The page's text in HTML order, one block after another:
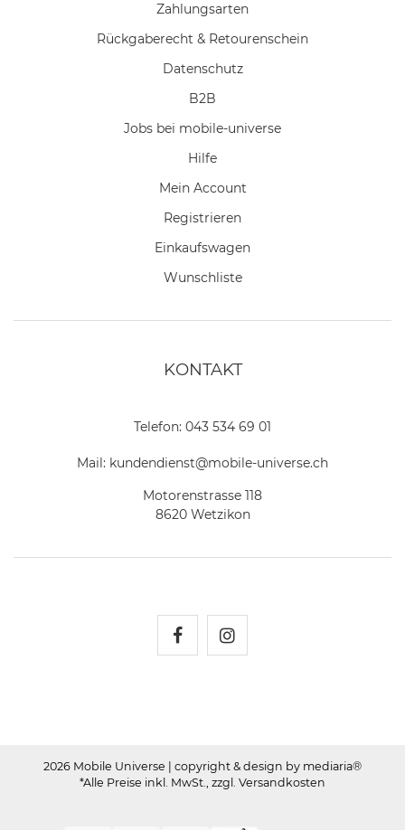
Zahlungsarten
Rückgaberecht & Retourenschein
Datenschutz
B2B
Jobs bei mobile-universe
Hilfe
Mein Account
Registrieren
Einkaufswagen
Wunschliste
KONTAKT
Telefon: 043 534 69 01
Mail: kundendienst@mobile-universe.ch
Motorenstrasse 118
8620 Wetzikon
2026 Mobile Universe | copyright & design by mediaria®
*Alle Preise inkl. MwSt., zzgl. Versandkosten